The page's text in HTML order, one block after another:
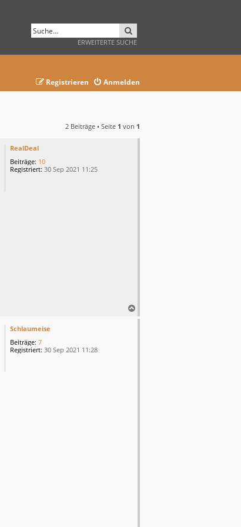
ERWEITERTE SUCHE
Anmelden
Registrieren
2 Beiträge • Seite 1 von 1
RealDeal
Beiträge: 10
Registriert: 30 Sep 2021 11:25
a
Schlaumeise
Beiträge: 7
Registriert: 30 Sep 2021 11:28